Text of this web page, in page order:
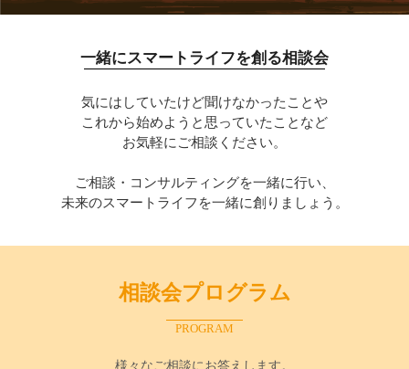
一緒にスマートライフを創る相談会
気にはしていたけど聞けなかったことや
これから始めようと思っていたことなど
お気軽にご相談ください。
ご相談・コンサルティングを一緒に行い、
未来のスマートライフを一緒に創りましょう。
相談会プログラム
PROGRAM
様々なご相談にお答えします。